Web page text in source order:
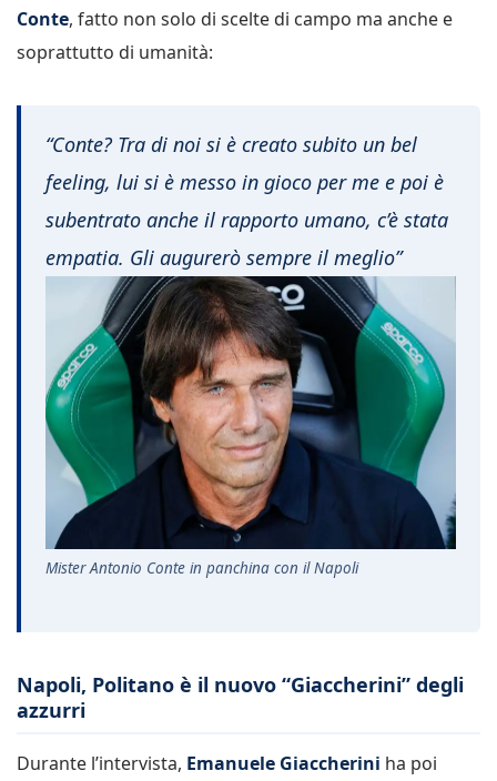
Conte, fatto non solo di scelte di campo ma anche e
soprattutto di umanità:
“Conte? Tra di noi si è creato subito un bel
feeling, lui si è messo in gioco per me e poi è
subentrato anche il rapporto umano, c’è stata
empatia. Gli augurerò sempre il meglio”
Mister Antonio Conte in panchina con il Napoli
Napoli, Politano è il nuovo “Giaccherini” degli
azzurri
Durante l’intervista, Emanuele Giaccherini ha poi